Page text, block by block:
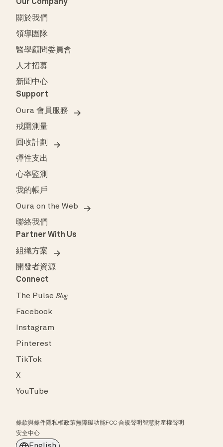
Our Company
關於我們
領導團隊
醫學顧問委員會
人才招募
新聞中心
Support
Oura 會員服務
戒圍測量
回收計劃
彈性支出
心率監測
我的帳戶
Oura on the Web
聯絡我們
Partner With Us
組織方案
開發者資源
Connect
The PulseBlog
Facebook
Instagram
Pinterest
TikTok
X
YouTube
條款與條件隱私權政策無障礙功能FCC 合規聲明智慧財產權聲明
安全中心